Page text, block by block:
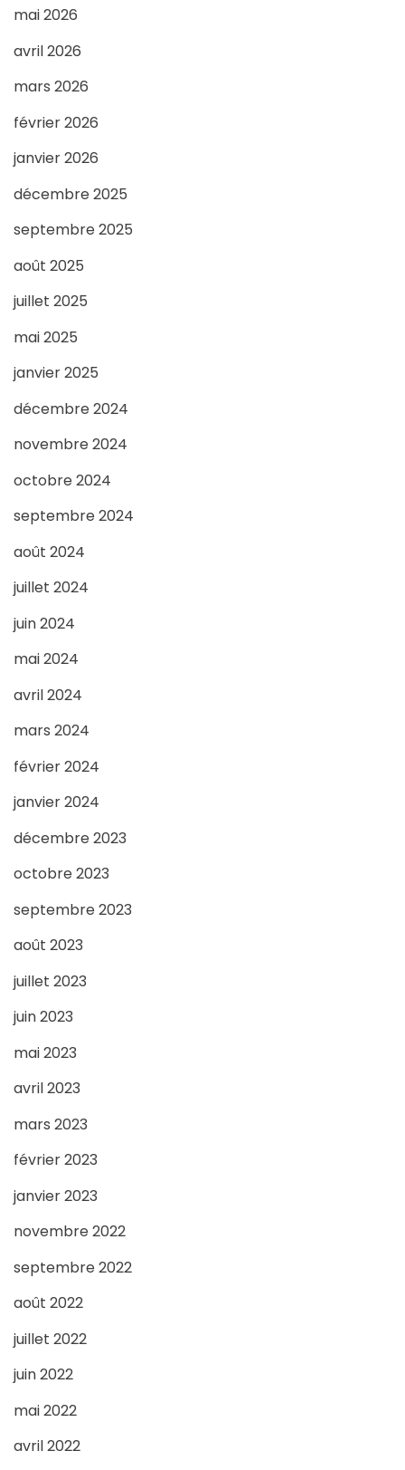
mai 2026
avril 2026
mars 2026
février 2026
janvier 2026
décembre 2025
septembre 2025
août 2025
juillet 2025
mai 2025
janvier 2025
décembre 2024
novembre 2024
octobre 2024
septembre 2024
août 2024
juillet 2024
juin 2024
mai 2024
avril 2024
mars 2024
février 2024
janvier 2024
décembre 2023
octobre 2023
septembre 2023
août 2023
juillet 2023
juin 2023
mai 2023
avril 2023
mars 2023
février 2023
janvier 2023
novembre 2022
septembre 2022
août 2022
juillet 2022
juin 2022
mai 2022
avril 2022